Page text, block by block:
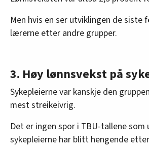
Men hvis en ser utviklingen de siste
lærerne etter andre grupper.
3. Høy lønnsvekst på
Sykepleierne var kanskje den
mest streikeivrig.
Det er ingen spor i TBU-tallene
sykepleierne har blitt hengende